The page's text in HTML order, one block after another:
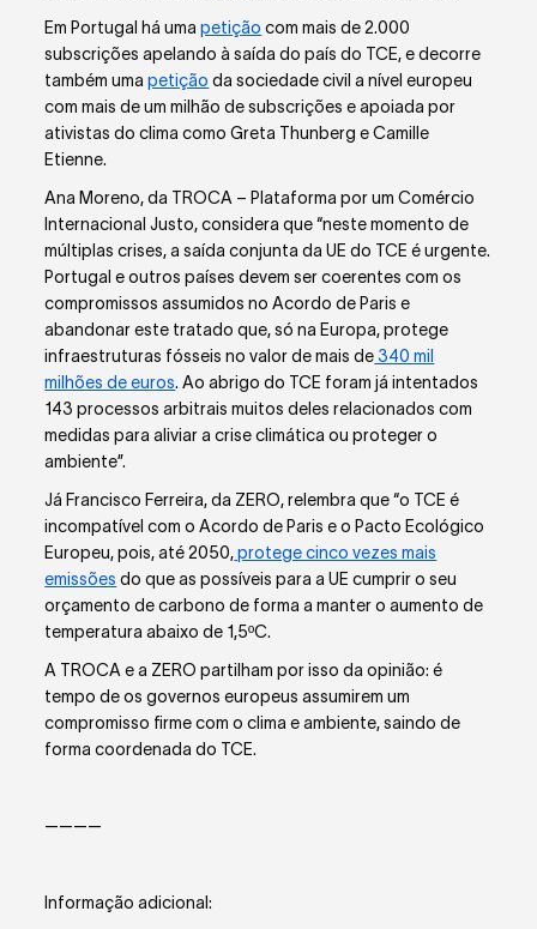
Em Portugal há umapetição com mais de 2.000
subscrições apelando à saída do país do TCE, e decorre
também umapetição da sociedade civil a nível europeu
com mais de um milhão de subscrições e apoiada por
ativistas do clima como Greta Thunberg e Camille
Etienne.
Ana Moreno, da TROCA – Plataforma por um Comércio
Internacional Justo, considera que “neste momento de
múltiplas crises, a saída conjunta da UE do TCE é urgente.
Portugal e outros países devem ser coerentes com os
compromissos assumidos no Acordo de Paris e
abandonar este tratado que, só na Europa, protege
infraestruturas fósseis no valor de mais de 340 mil
milhões de euros. Ao abrigo do TCE foram já intentados
143 processos arbitrais muitos deles relacionados com
medidas para aliviar a crise climática ou proteger o
ambiente”.
Já Francisco Ferreira, da ZERO, relembra que “o TCE é
incompatível com o Acordo de Paris e o Pacto Ecológico
Europeu, pois, até 2050,protege cinco vezes mais
emissões do que as possíveis para a UE cumprir o seu
orçamento de carbono de forma a manter o aumento de
temperatura abaixo de 1,5ºC.
A TROCA e a ZERO partilham por isso da opinião: é
tempo de os governos europeus assumirem um
compromisso firme com o clima e ambiente, saindo de
forma coordenada do TCE.
————
Informação adicional: